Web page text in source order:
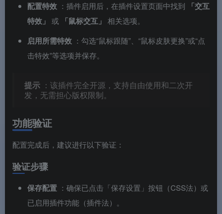
配置特效 ：插件启用后，在插件设置页面中找到
「交互
特效」 或 「鼠标交互」 相关选项。
启用所需特效 ：勾选“鼠标跟随”、“鼠标皮肤更换”或“点
击特效”等选项并保存。
提示 ：该插件完全开源，支持自由使用和二次开
发，无需担心版权限制。
功能验证
配置完成后，建议进行以下验证：
验证步骤
保存配置 ：确保已点击「保存设置」按钮（CSS法）或
已启用插件功能（插件法）。